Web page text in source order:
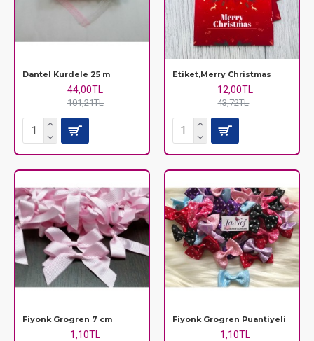
Dantel Kurdele 25 m
44,00TL
101,21TL
Etiket,Merry Christmas
12,00TL
43,72TL
Fiyonk Grogren 7 cm
1,10TL
Fiyonk Grogren Puantiyeli
1,10TL